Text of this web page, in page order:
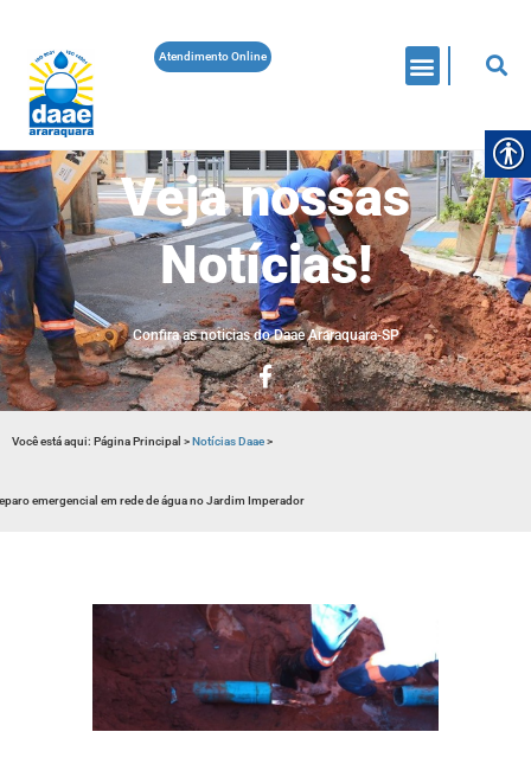
Atendimento Online
Veja nossas
Notícias!
Confira as noticias do Daae Araraquara-SP
Você está aqui: Página Principal >Notícias Daae>
emergencial em rede de água no Jardim Imperador